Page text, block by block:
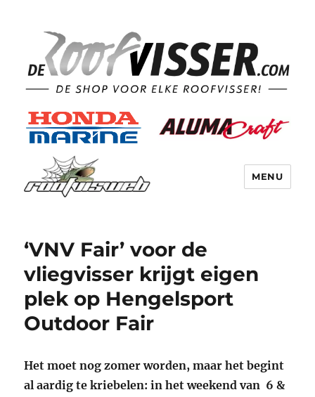
MENU
‘VNV Fair’ voor de
vliegvisser krijgt eigen
plek op Hengelsport
Outdoor Fair
Het moet nog zomer worden, maar het begint
al aardig te kriebelen: in het weekend van 6 &